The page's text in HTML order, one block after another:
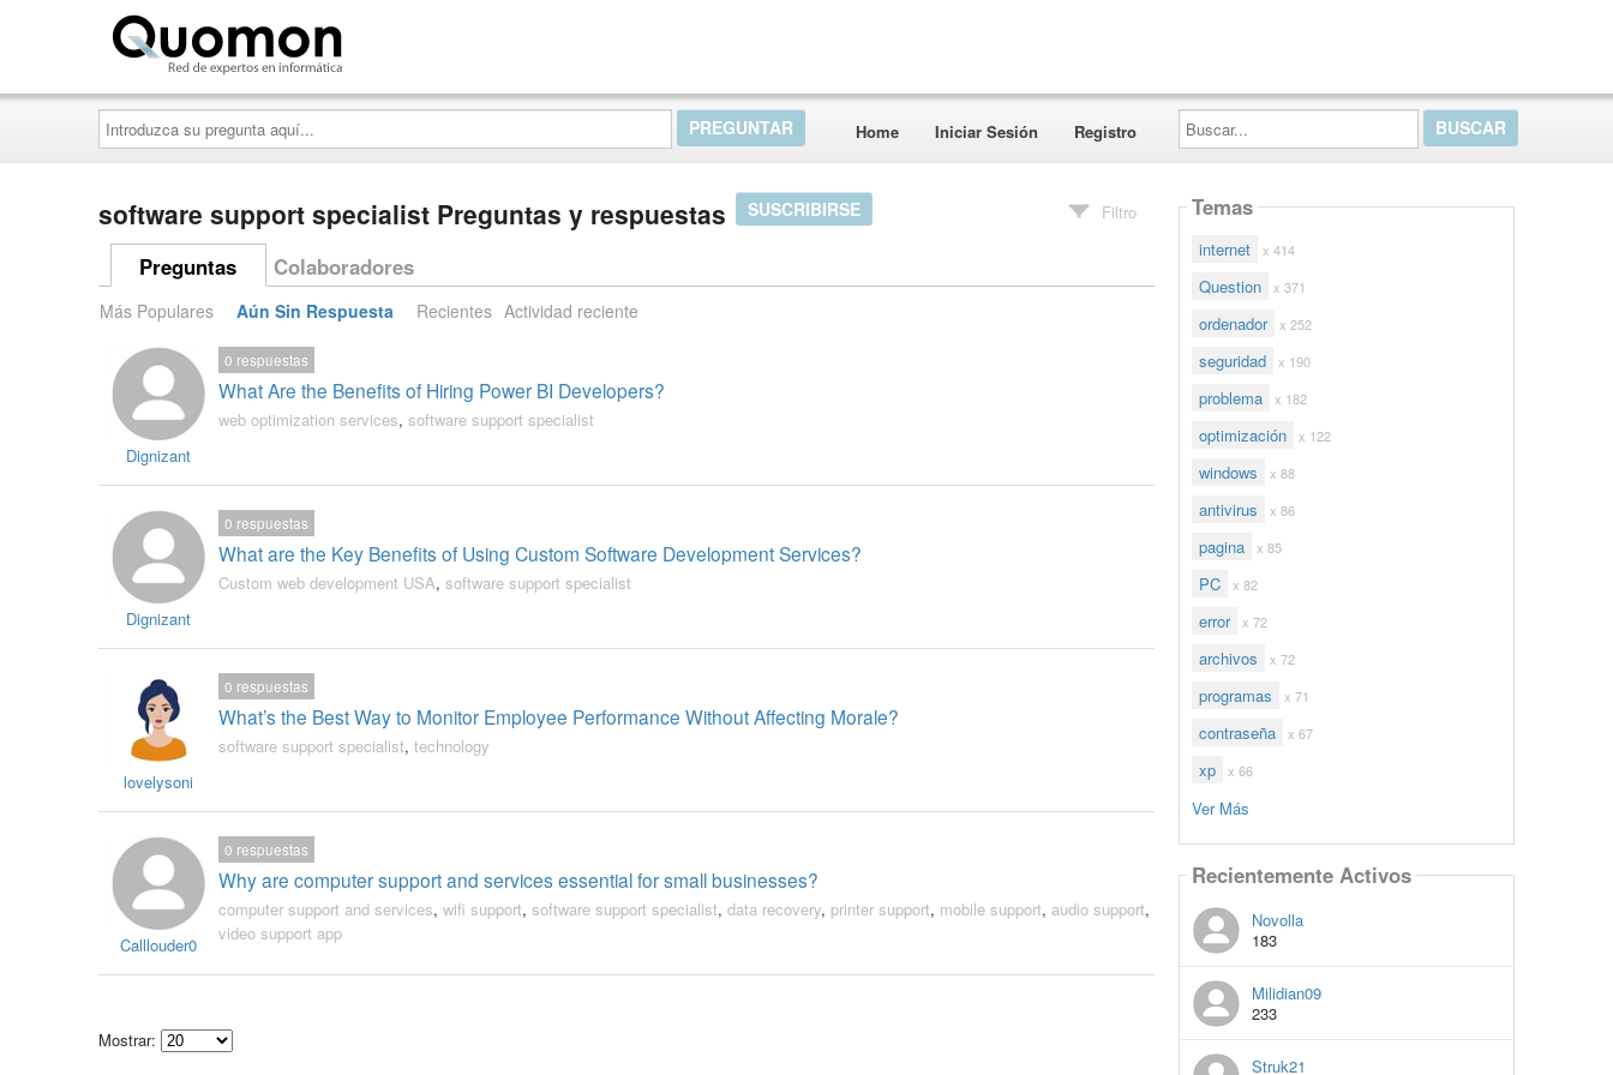
Introduzca
su
pregunta
aquí...
Home Iniciar Sesión Registro
Buscar...
software support specialist Preguntas y respuestas SUSCRIBIRSE Filtro
Preguntas Colaboradores
Más Populares Aún Sin Respuesta Recientes Actividad reciente
Dignizant
What Are the Benefits of Hiring Power BI Developers?
0 respuestas
web optimization services, software support specialist
Dignizant
What are the Key Benefits of Using Custom Software Development Services?
0 respuestas
Custom web development USA, software support specialist
lovelysoni
What’s the Best Way to Monitor Employee Performance Without Affecting Morale?
0 respuestas
software support specialist, technology
Calllouder0
Why are computer support and services essential for small businesses?
0 respuestas
computer support and services, wifi support, software support specialist, data recovery, printer support, mobile support, audio support,
video support app
Mostrar:
Temas
internet x 414
Question x 371
ordenador x 252
seguridad x 190
problema x 182
optimización x 122
windows x 88
antivirus x 86
pagina x 85
PC x 82
error x 72
archivos x 72
programas x 71
contraseña x 67
xp x 66
Ver Más
Recientemente Activos
Novolla
183
Milidian09
233
Struk21